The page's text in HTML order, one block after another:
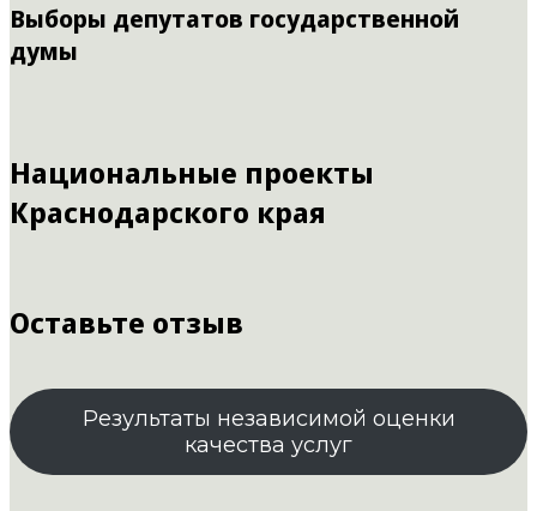
Выборы депутатов государственной
думы
Национальные проекты
Краснодарского края
Оставьте отзыв
Результаты независимой оценки
качества услуг